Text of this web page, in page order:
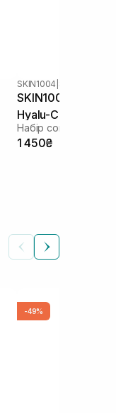
SKIN1004
SKIN1004
Hyalu-Cica Water-
1 450₴
-49%